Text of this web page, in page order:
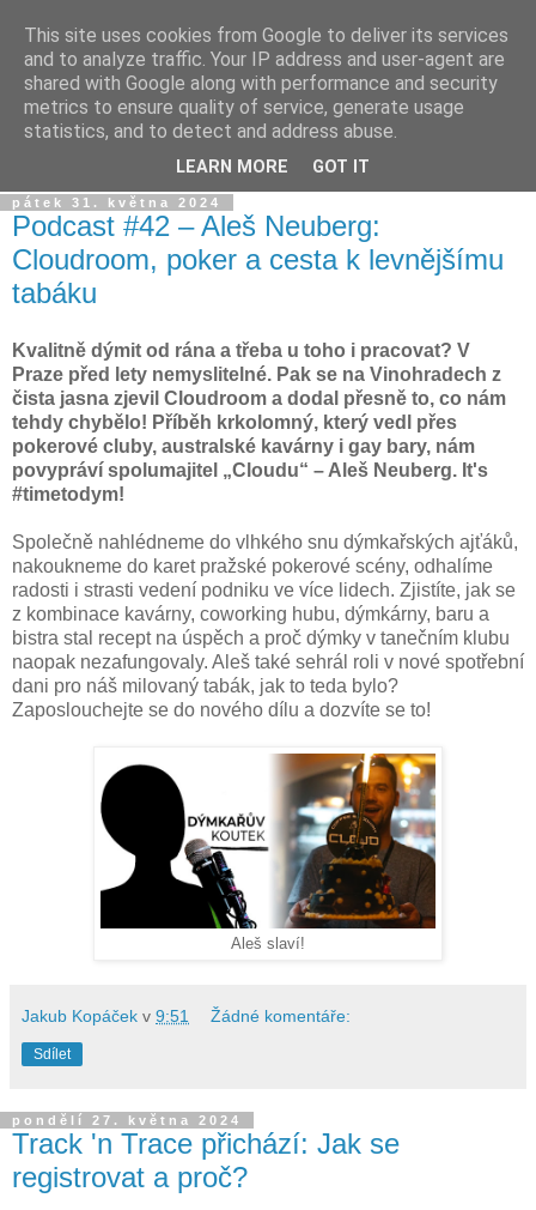
Dýmkařův koutek
Místo pro všechny, kteří se chtějí dozvědět něco o světě
vodních dýmek a trochu se pobavit!
pátek 31. května 2024
Podcast #42 – Aleš Neuberg:
Cloudroom, poker a cesta k levnějšímu
tabáku
Kvalitně dýmit od rána a třeba u toho i pracovat? V
Praze před lety nemyslitelné. Pak se na Vinohradech z
čista jasna zjevil Cloudroom a dodal přesně to, co nám
tehdy chybělo! Příběh krkolomný, který vedl přes
pokerové cluby, australské kavárny i gay bary, nám
povypráví spolumajitel „Cloudu“ – Aleš Neuberg. It's
#timetodym!
Společně nahlédneme do vlhkého snu dýmkařských ajťáků,
nakoukneme do karet pražské pokerové scény, odhalíme
radosti i strasti vedení podniku ve více lidech. Zjistíte, jak se
z kombinace kavárny, coworking hubu, dýmkárny, baru a
bistra stal recept na úspěch a proč dýmky v tanečním klubu
naopak nezafungovaly. Aleš také sehrál roli v nové spotřební
dani pro náš milovaný tabák, jak to teda bylo?
Zaposlouchejte se do nového dílu a dozvíte se to!
Aleš slaví!
Jakub Kopáček v 9:51 Žádné komentáře:
Sdílet
pondělí 27. května 2024
Track 'n Trace přichází: Jak se
registrovat a proč?
This site uses cookies from Google to deliver its services
and to analyze traffic. Your IP address and user-agent are
shared with Google along with performance and security
metrics to ensure quality of service, generate usage
statistics, and to detect and address abuse.
LEARN MORE GOT IT